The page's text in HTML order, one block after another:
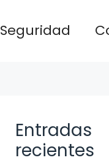
Seguridad
Entradas
recientes